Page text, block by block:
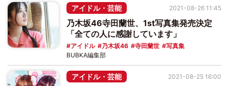
アイドル・芸能
乃木坂46寺田蘭世、1st写真集発売決定
「全ての人に感謝しています」
アイドル 乃木坂46 寺田蘭世 写真集
2021-08-26 11:45
BUBKA編集部
アイドル・芸能 2021-08-25 16:00